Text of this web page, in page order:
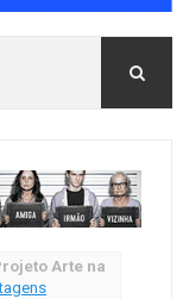
Arte na